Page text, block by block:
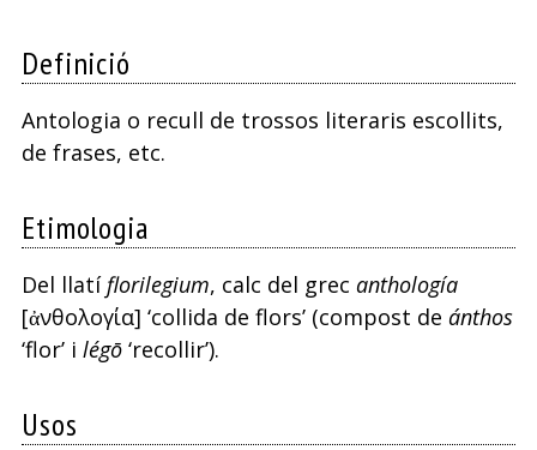
Definició
Antologia o recull de trossos literaris escollits,
de frases, etc.
Etimologia
Del llatíflorilegium, calc del grec anthología
[ἀνθολογία] ‘collida de flors’ (compost de ánthos
‘flor’ i légō‘recollir’).
Usos